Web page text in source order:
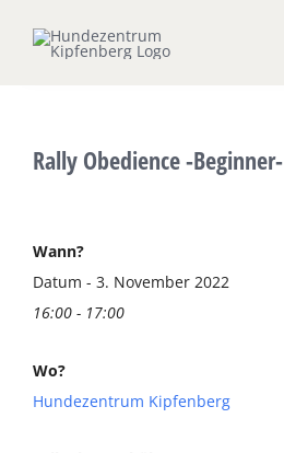
Inhalt
Seminare & Workshops
Unsere Shops
Rally Obedience -Beginner-
Wann?
Datum - 3. November 2022
16:00 - 17:00
Wo?
Hundezentrum Kipfenberg